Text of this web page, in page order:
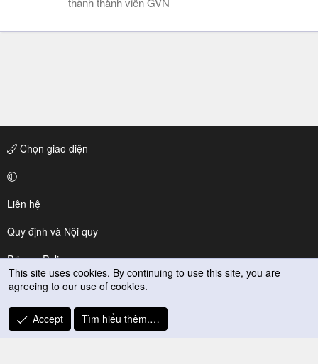
Chọn giao diện
Liên hệ
Quy định và Nội quy
Privacy Policy
Trợ giúp
R
S
This site uses cookies. By continuing to use this site, you are
agreeing to our use of cookies.
Accept Tìm hiểu thêm.…